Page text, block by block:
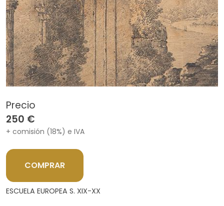
Precio
250 €
+ comisión (18%) e IVA
COMPRAR
ESCUELA EUROPEA S. XIX-XX